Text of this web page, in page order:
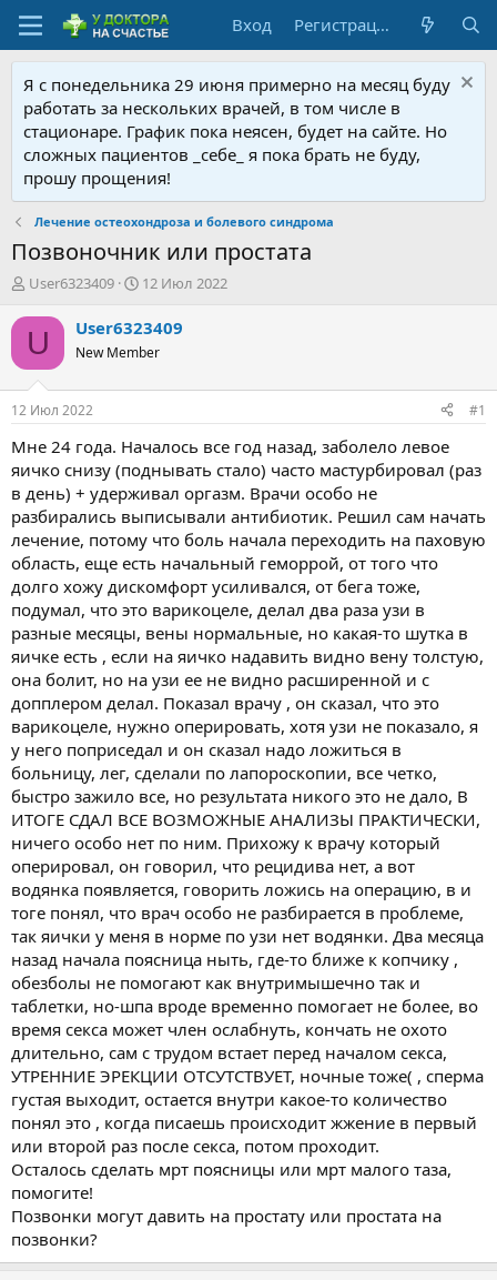
Вход Регистрация
Я с понедельника 29 июня примерно на месяц буду
работать за нескольких врачей, в том числе в
стационаре. График пока неясен, будет на сайте. Но
сложных пациентов _себе_ я пока брать не буду,
прошу прощения!
Лечение остеохондроза и болевого синдрома
Позвоночник или простата
А
т
т
е
м
ы
User6323409
Д
т
н
а
л
12 Июл 2022
U User6323409
New Member
12 Июл 2022 #1
Мне 24 года. Началось все год назад, заболело левое
яичко снизу (поднывать стало) часто мастурбировал (раз
в день) + удерживал оргазм. Врачи особо не
разбирались выписывали антибиотик. Решил сам начать
лечение, потому что боль начала переходить на паховую
область, еще есть начальный геморрой, от того что
долго хожу дискомфорт усиливался, от бега тоже,
подумал, что это варикоцеле, делал два раза узи в
разные месяцы, вены нормальные, но какая-то шутка в
яичке есть , если на яичко надавить видно вену толстую,
она болит, но на узи ее не видно расширенной и с
допплером делал. Показал врачу , он сказал, что это
варикоцеле, нужно оперировать, хотя узи не показало, я
у него поприседал и он сказал надо ложиться в
больницу, лег, сделали по лапороскопии, все четко,
быстро зажило все, но результата никого это не дало, В
ИТОГЕ СДАЛ ВСЕ ВОЗМОЖНЫЕ АНАЛИЗЫ ПРАКТИЧЕСКИ,
ничего особо нет по ним. Прихожу к врачу который
оперировал, он говорил, что рецидива нет, а вот
водянка появляется, говорить ложись на операцию, в и
тоге понял, что врач особо не разбирается в проблеме,
так яички у меня в норме по узи нет водянки. Два месяца
назад начала поясница ныть, где-то ближе к копчику ,
обезболы не помогают как внутримышечно так и
таблетки, но-шпа вроде временно помогает не более, во
время секса может член ослабнуть, кончать не охото
длительно, сам с трудом встает перед началом секса,
УТРЕННИЕ ЭРЕКЦИИ ОТСУТСТВУЕТ, ночные тоже( , сперма
густая выходит, остается внутри какое-то количество
понял это , когда писаешь происходит жжение в первый
или второй раз после секса, потом проходит.
Осталось сделать мрт поясницы или мрт малого таза,
помогите!
Позвонки могут давить на простату или простата на
позвонки?